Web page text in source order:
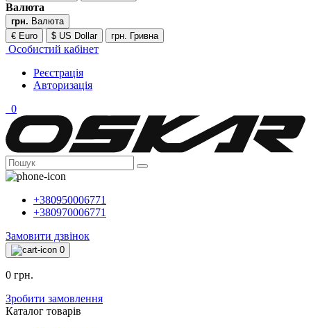
Валюта
грн. Валюта
€ Euro
$ US Dollar грн. Гривна
Особистий кабінет
Реєстрація
Авторизація
0
+380950006771
+380970006771
Замовити дзвінок
0
0 грн.
Зробити замовлення
Каталог товарiв